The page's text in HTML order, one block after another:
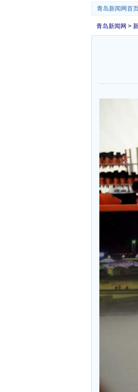
青岛新闻网首
青岛新闻网 >